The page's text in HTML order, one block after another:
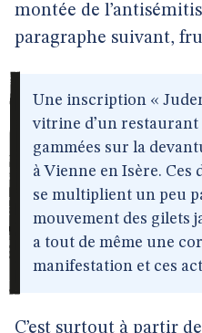
montée de
paragraphe suivant,
Une inscription «
vitrine d’un restaurant
gammées sur la
à Vienne en Isère.
se multiplient un peu
mouvement des gilets
a tout de même une
manifestation et ces
C’est surtout à partir